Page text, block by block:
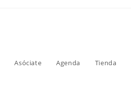
Asóciate Agenda Tienda